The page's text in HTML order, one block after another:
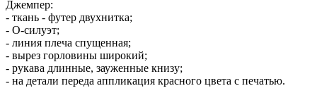
Джемпер:
- ткань - футер двухнитка;
- О-силуэт;
- линия плеча спущенная;
- вырез горловины широкий;
- рукава длинные, зауженные книзу;
- на детали переда аппликация красного цвета с печатью.